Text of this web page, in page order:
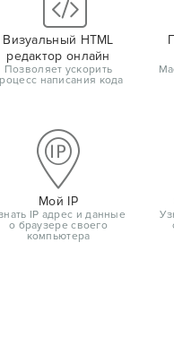
Визуальный HTML
редактор онлайн
Позволяет ускорить
написания кода
Мой IP
IP адрес и данные
о браузере своего
компьютера